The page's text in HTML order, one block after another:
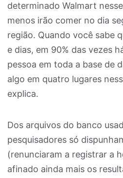
determinado Walmart
menos irão comer no dia
região. Quando você sabe
e dias, em 90% das vezes
pessoa em toda a base de
algo em quatro lugares
explica.
Dos arquivos do banco
pesquisadores só
(renunciaram a registrar a
afinado ainda mais os